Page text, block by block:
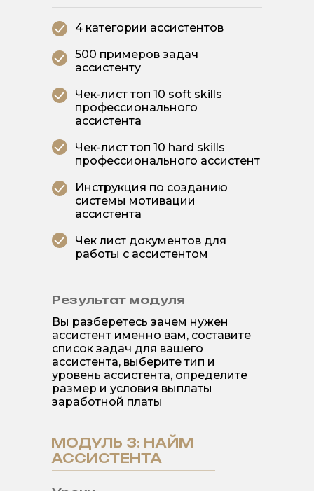
Результат модуля
Вы разберетесь зачем нужен
ассистент именно вам, составите
список задач для вашего
ассистента, выберите тип и
уровень ассистента, определите
размер и условия выплаты
заработной платы
4 категории ассистентов
500 примеров задач
ассистенту
Чек-лист топ 10 soft skills
профессионального
ассистента
Чек-лист топ 10 hard skills
профессионального ассистент
Инструкция по созданию
системы мотивации
ассистента
Чек лист документов для
работы с ассистентом
МОДУЛЬ 3: НАЙМ
АССИСТЕНТА